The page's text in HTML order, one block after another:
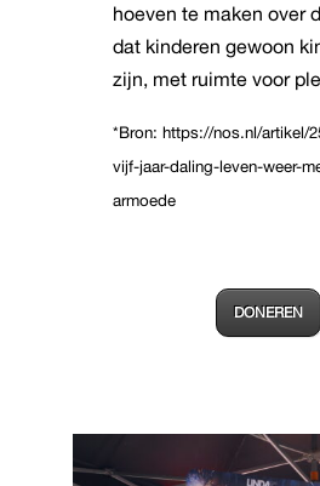
hoeven te maken over
dat kinderen gewoon
zijn, met ruimte voor
*Bron: https://nos.nl/artikel/
vijf-jaar-daling-leven-weer-
armoede
DONEREN